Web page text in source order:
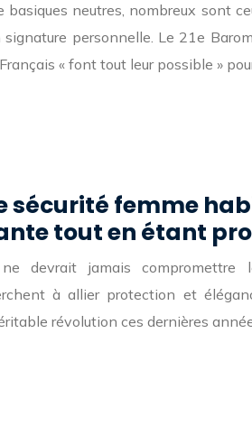
basiques neutres, nombreux sont
signature personnelle. Le 21e
« font tout leur possible »
sécurité femme
tout en étant
devrait jamais compromettre
à allier protection et
révolution ces dernières